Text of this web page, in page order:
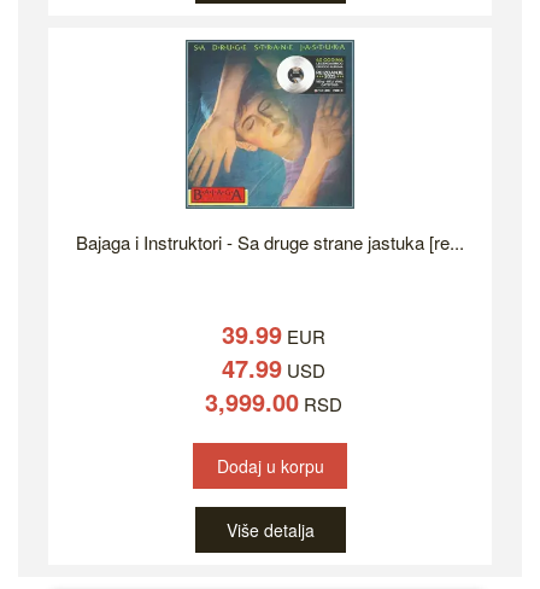
Bajaga i Instruktori - Sa druge strane jastuka [re...
39.99EUR
47.99USD
3,999.00RSD
Dodaj u korpu
Više detalja